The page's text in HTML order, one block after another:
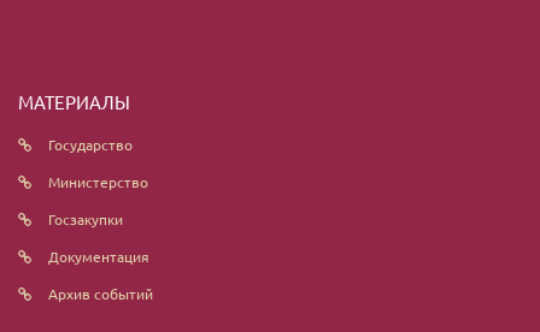
МАТЕРИАЛЫ
Государство
Министерство
Госзакупки
Документация
Архив событий